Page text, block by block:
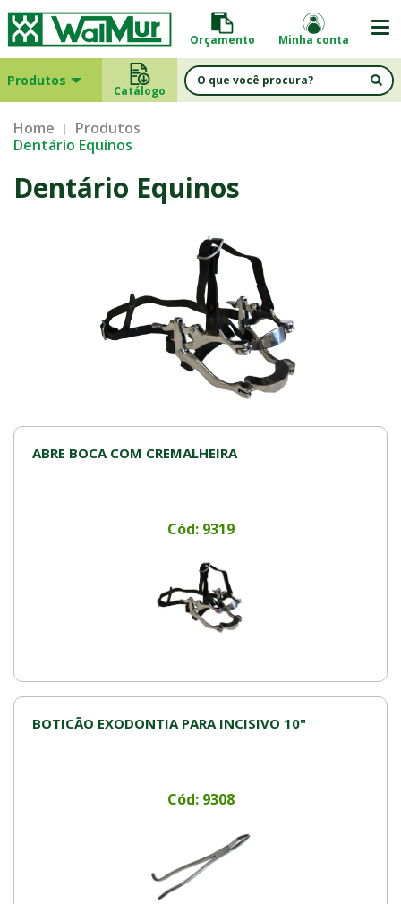
Orçamento Minha conta
Produtos
Catálogo
Home
Produtos
Dentário Equinos
Dentário Equinos
ABRE BOCA COM CREMALHEIRA
Cód: 9319
BOTICÃO EXODONTIA PARA INCISIVO 10"
Cód: 9308